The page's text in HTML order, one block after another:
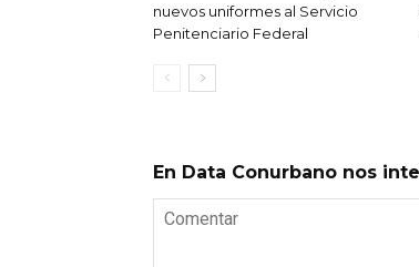
nuevos uniformes al Servicio
Penitenciario Federal
En Data Conurbano nos